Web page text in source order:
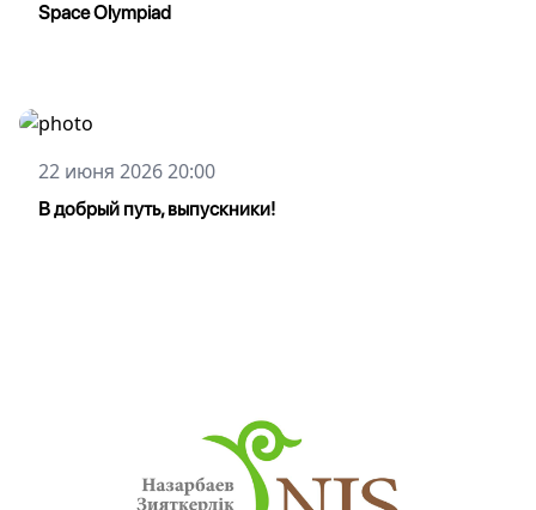
Space Olympiad
22 июня 2026 20:00
В добрый путь, выпускники!